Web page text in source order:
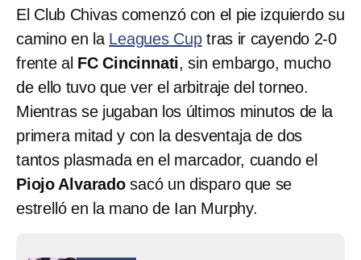
El Club Chivas comenzó con el pie izquierdo su
camino en la Leagues Cuptras ir cayendo 2-0
frente al FC Cincinnati, sin embargo, mucho
de ello tuvo que ver el arbitraje del torneo.
Mientras se jugaban los últimos minutos de la
primera mitad y con la desventaja de dos
tantos plasmada en el marcador, cuando el
Piojo Alvaradosacó un disparo que se
estrelló en la mano de Ian Murphy.